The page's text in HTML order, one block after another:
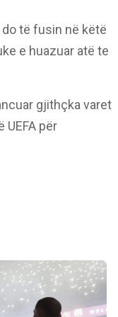
të fusin në këtë
e huazuar atë te
gjithçka varet
për